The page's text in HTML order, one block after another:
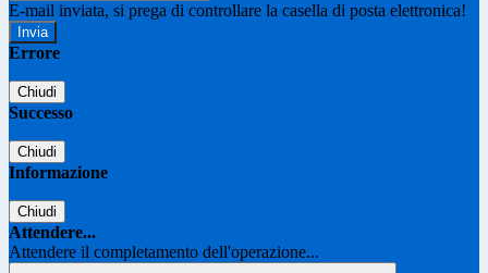
E-mail inviata, si prega di controllare la casella di posta elettronica!
Errore
Chiudi
Successo
Chiudi
Informazione
Chiudi
Attendere...
Attendere il completamento dell'operazione...